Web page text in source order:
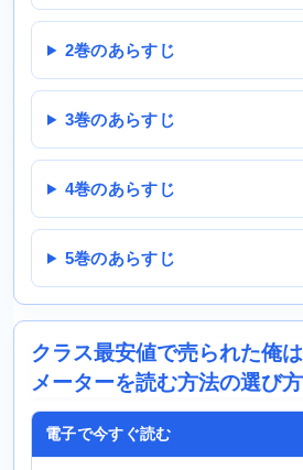
2巻のあらすじ
3巻のあらすじ
4巻のあらすじ
5巻のあらすじ
クラス最安値で売られた俺
メーターを読む方法の選び方
電子で今すぐ読む